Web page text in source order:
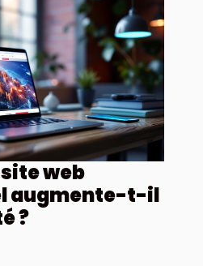
web
augmente-t-il
?